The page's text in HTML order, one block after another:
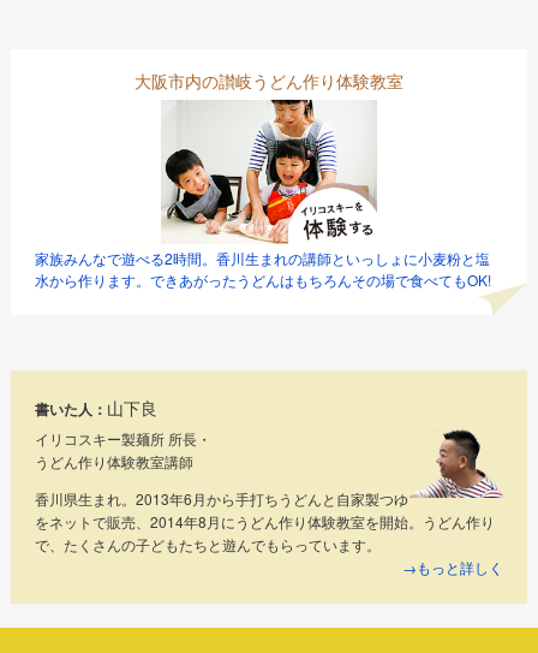
大阪市内の讃岐うどん作り体験教室
家族みんなで遊べる2時間。香川生まれの講師といっしょに小麦粉と塩
水から作ります。できあがったうどんはもちろんその場で食べてもOK!
書いた人： 山下良
イリコスキー製麺所 所長・
うどん作り体験教室講師
香川県生まれ。2013年6月から手打ちうどんと自家製つゆ
をネットで販売、2014年8月にうどん作り体験教室を開始。うどん作り
で、たくさんの子どもたちと遊んでもらっています。
→もっと詳しく